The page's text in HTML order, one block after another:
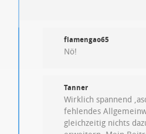
flamengao65
Nö!
Tanner
Wirklich spannend
fehlendes
gleichzeitig nichts